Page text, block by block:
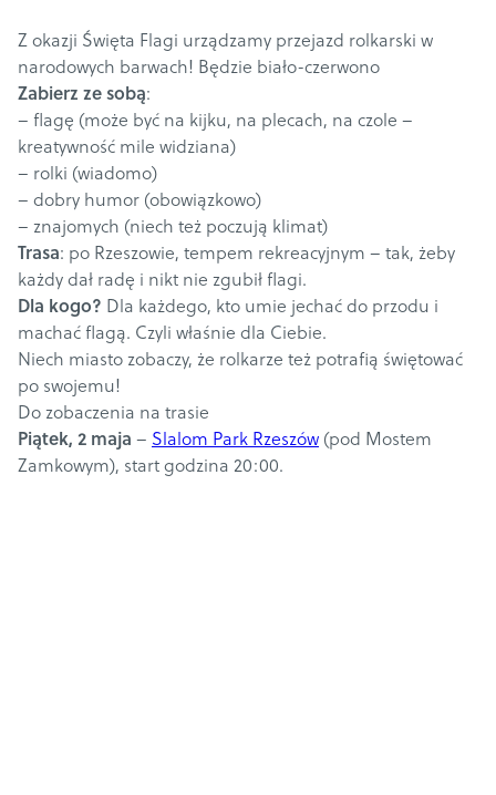
Z okazji Święta Flagi urządzamy przejazd rolkarski w
narodowych barwach! Będzie biało-czerwono
Zabierz ze sobą:
– flagę (może być na kijku, na plecach, na czole –
kreatywność mile widziana)
– rolki (wiadomo)
– dobry humor (obowiązkowo)
– znajomych (niech też poczują klimat)
Trasa: po Rzeszowie, tempem rekreacyjnym – tak, żeby
każdy dał radę i nikt nie zgubił flagi.
Dla kogo? Dla każdego, kto umie jechać do przodu i
machać flagą. Czyli właśnie dla Ciebie.
Niech miasto zobaczy, że rolkarze też potrafią świętować
po swojemu!
Do zobaczenia na trasie
Piątek, 2 maja – Slalom Park Rzeszów (pod Mostem
Zamkowym), start godzina 20:00.